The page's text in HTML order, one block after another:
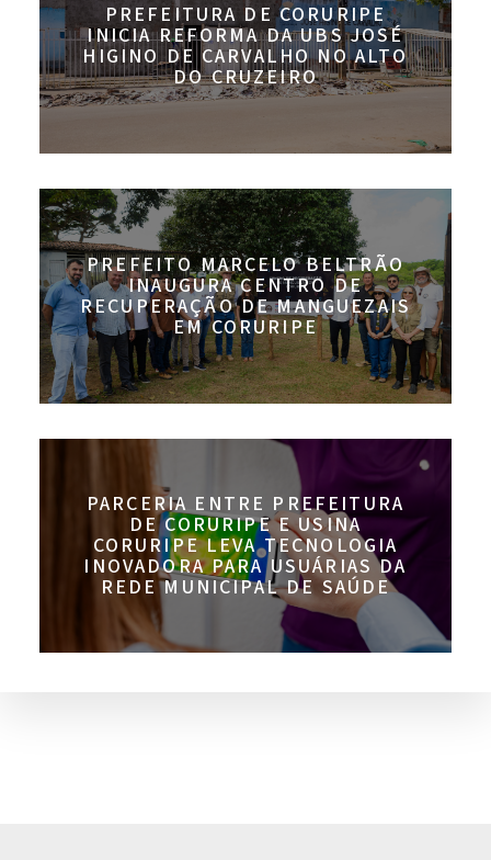
PREFEITURA DE CORURIPE
INICIA REFORMA DA UBS JOSÉ
HIGINO DE CARVALHO NO ALTO
DO CRUZEIRO
PREFEITO MARCELO BELTRÃO
INAUGURA CENTRO DE
RECUPERAÇÃO DE MANGUEZAIS
EM CORURIPE
PARCERIA ENTRE PREFEITURA
DE CORURIPE E USINA
CORURIPE LEVA TECNOLOGIA
INOVADORA PARA USUÁRIAS DA
REDE MUNICIPAL DE SAÚDE